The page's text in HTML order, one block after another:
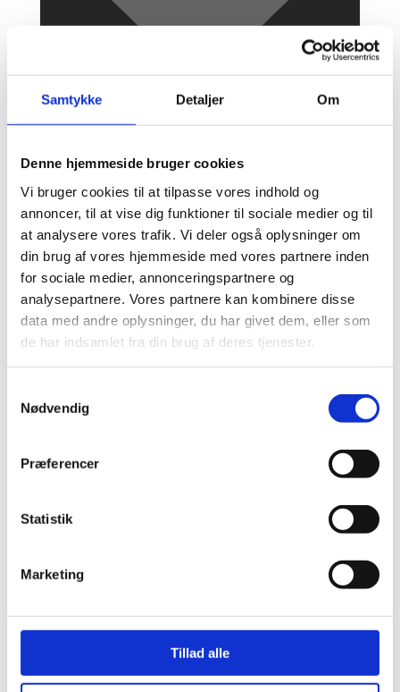
Samtykke Detaljer Om
Denne hjemmeside bruger cookies
Vi bruger cookies til at tilpasse vores indhold og
annoncer, til at vise dig funktioner til sociale medier og til
at analysere vores trafik. Vi deler også oplysninger om
din brug af vores hjemmeside med vores partnere inden
for sociale medier, annonceringspartnere og
analysepartnere. Vores partnere kan kombinere disse
data med andre oplysninger, du har givet dem, eller som
de har indsamlet fra din brug af deres tjenester.
Nødvendig
Præferencer
Statistik
Marketing
Tillad alle
17966626367932306